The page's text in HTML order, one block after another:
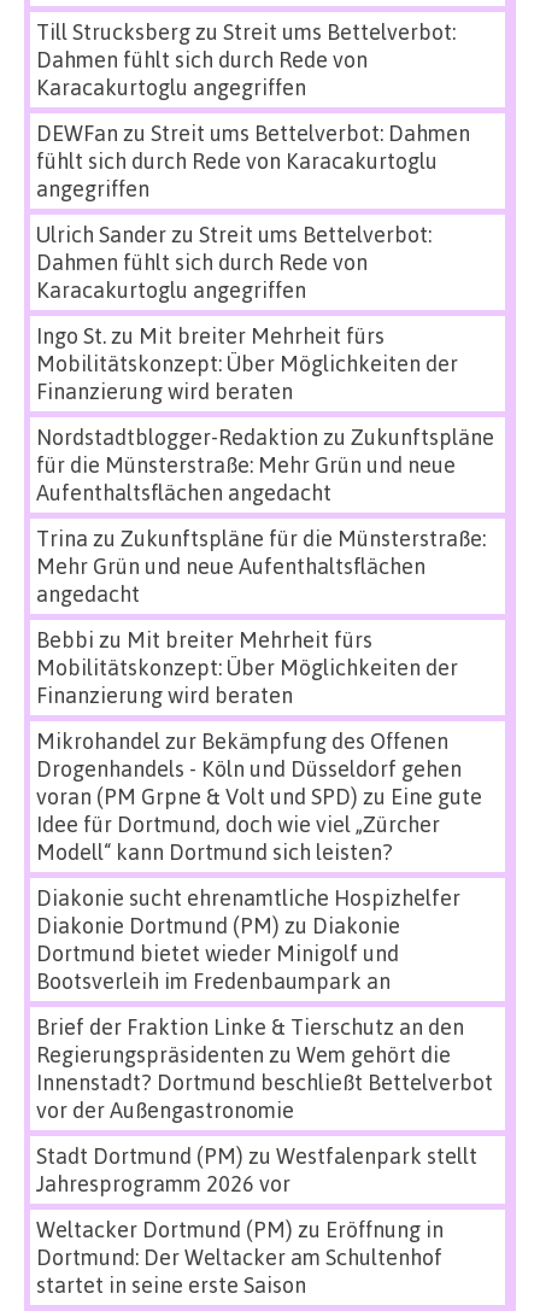
Till Strucksbergzu Streit ums Bettelverbot:
Dahmen fühlt sich durch Rede von
Karacakurtoglu angegriffen
DEWFan zu Streit ums Bettelverbot: Dahmen
fühlt sich durch Rede von Karacakurtoglu
angegriffen
Ulrich Sanderzu Streit ums Bettelverbot:
Dahmen fühlt sich durch Rede von
Karacakurtoglu angegriffen
Ingo St.zu Mit breiter Mehrheit fürs
Mobilitätskonzept: Über Möglichkeiten der
Finanzierung wird beraten
Nordstadtblogger-Redaktion zu Zukunftspläne
für die Münsterstraße: Mehr Grün und neue
Aufenthaltsflächen angedacht
Trina zu Zukunftspläne für die Münsterstraße:
Mehr Grün und neue Aufenthaltsflächen
angedacht
Bebbi zu Mit breiter Mehrheit fürs
Mobilitätskonzept: Über Möglichkeiten der
Finanzierung wird beraten
Mikrohandel zur Bekämpfung des Offenen
Drogenhandels - Köln und Düsseldorf gehen
voran (PM Grpne & Volt und SPD) zu Eine gute
Idee für Dortmund, doch wie viel „Zürcher
Modell“ kann Dortmund sich leisten?
Diakonie sucht ehrenamtliche Hospizhelfer
Diakonie Dortmund (PM) zu Diakonie
Dortmund bietet wieder Minigolf und
Bootsverleih im Fredenbaumpark an
Brief der Fraktion Linke & Tierschutz an den
Regierungspräsidenten zu Wem gehört die
Innenstadt? Dortmund beschließt Bettelverbot
vor der Außengastronomie
Stadt Dortmund (PM) zu Westfalenpark stellt
Jahresprogramm 2026 vor
Weltacker Dortmund (PM) zu Eröffnung in
Dortmund: Der Weltacker am Schultenhof
startet in seine erste Saison